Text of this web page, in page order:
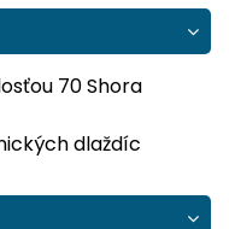
70 Shora
dlaždíc